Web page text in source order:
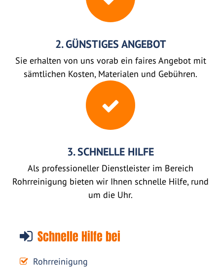
2. GÜNSTIGES ANGEBOT
Sie erhalten von uns vorab ein faires Angebot mit
sämtlichen Kosten, Materialen und Gebühren.
3. SCHNELLE HILFE
Als professioneller Dienstleister im Bereich
Rohrreinigung bieten wir Ihnen schnelle Hilfe, rund
um die Uhr.
Schnelle Hilfe bei
Rohrreinigung